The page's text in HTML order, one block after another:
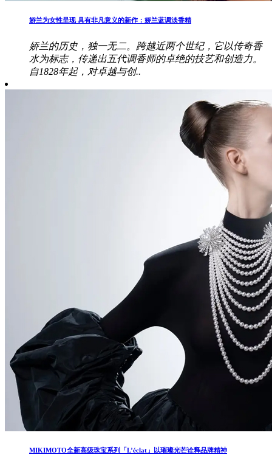
娇兰为女性呈现 具有非凡意义的新作：娇兰蓝调淡香精
娇兰的历史，独一无二。跨越近两个世纪，它以传奇香
水为标志，传递出五代调香师的卓绝的技艺和创造力。
自1828年起，对卓越与创..
MIKIMOTO全新高级珠宝系列「L’éclat」以璀璨光芒诠释品牌精神